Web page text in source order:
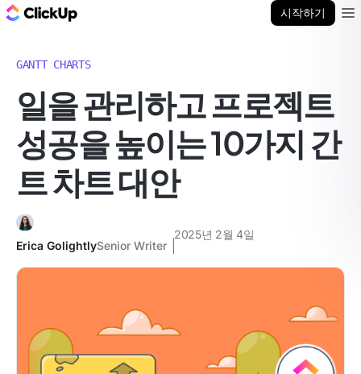
시작하기
GANTT CHARTS
일을 관리하고 프로젝트
성공을 높이는 10가지 간
트 차트 대안
Erica GolightlySenior Writer
2025년 2월 4일